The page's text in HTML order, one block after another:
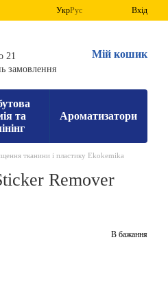
УкрРус Вхід
21
замовлення
Мій кошик
та
Ароматизатори
тканини і пластику Ekokemika
Remover
В бажання